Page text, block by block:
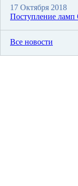
17 Октября 2018
Поступление
Все новости